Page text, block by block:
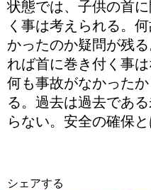
状態では、子供の首
く事は考えられる。
かったのか疑問が残
れば首に巻き付く事
何も事故がなかった
る。過去は過去であ
らない。安全の確保
シェアする